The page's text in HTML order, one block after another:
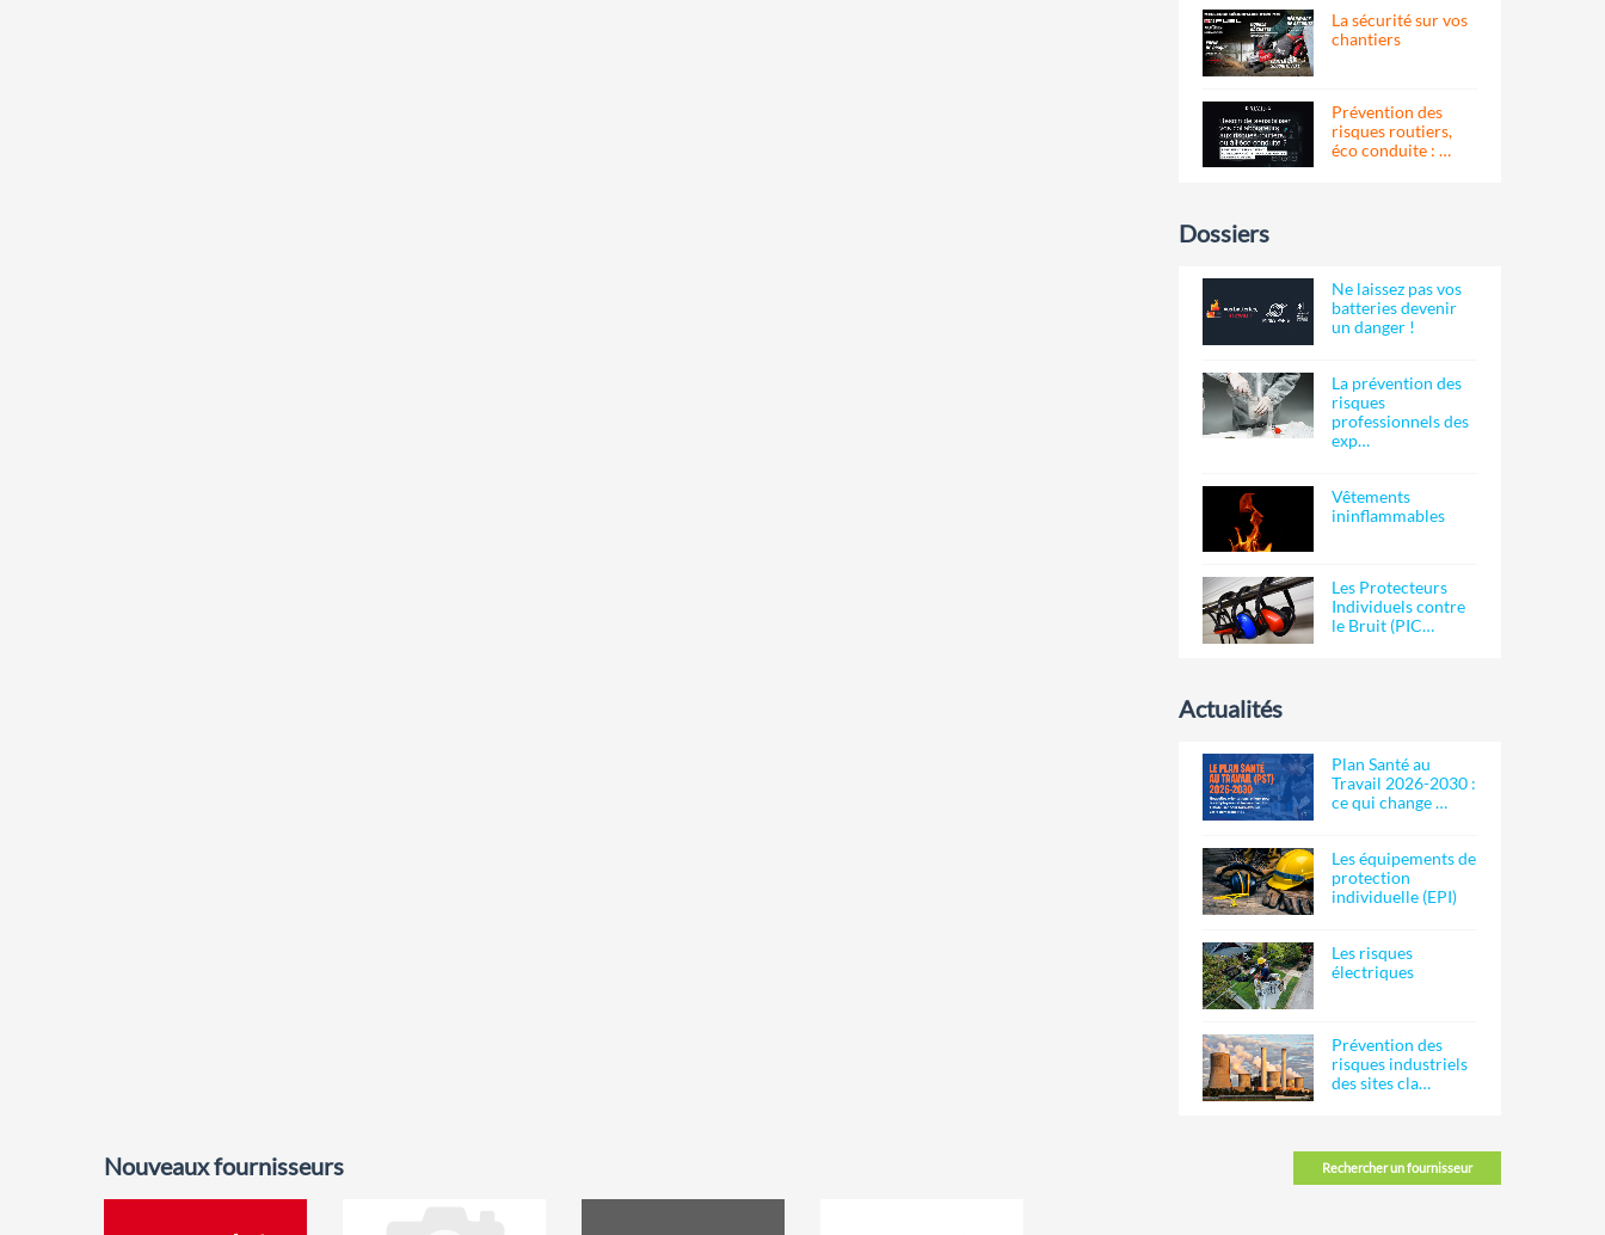
La sécurité sur vos
chantiers
Prévention des
risques routiers,
éco conduite : …
Dossiers
Ne laissez pas vos
batteries devenir
un danger !
La prévention des
risques
professionnels des
exp…
Vêtements
ininflammables
Les Protecteurs
Individuels contre
le Bruit (PIC…
Actualités
Plan Santé au
Travail 2026-2030 :
ce qui change …
Les équipements de
protection
individuelle (EPI)
Les risques
électriques
Prévention des
risques industriels
des sites cla…
Rechercher un fournisseur
Nouveaux fournisseurs